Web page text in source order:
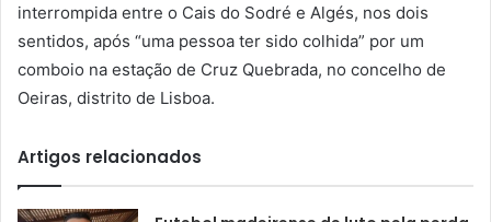
interrompida entre o Cais do Sodré e Algés, nos dois
sentidos, após “uma pessoa ter sido colhida” por um
comboio na estação de Cruz Quebrada, no concelho de
Oeiras, distrito de Lisboa.
Artigos relacionados